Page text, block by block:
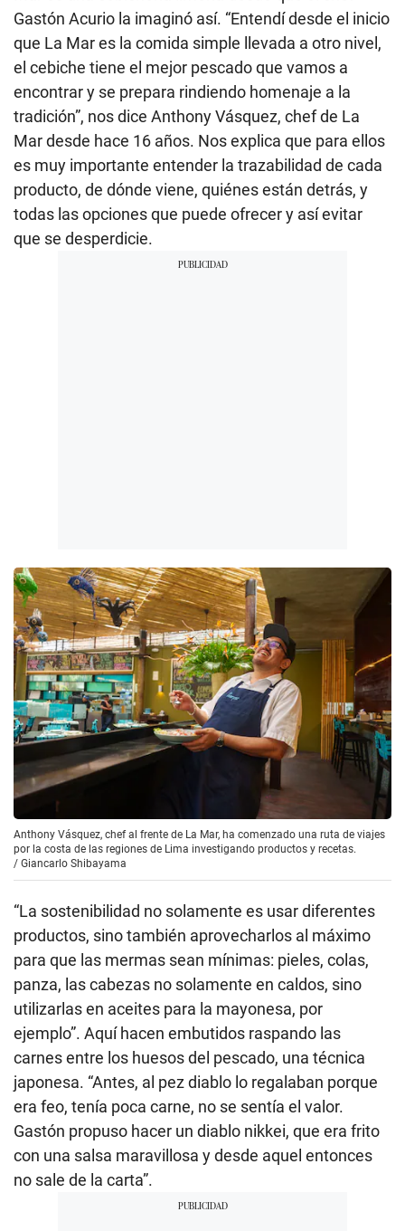
Gastón Acurio la imaginó así. “Entendí desde el inicio
que La Mar es la comida simple llevada a otro nivel,
el cebiche tiene el mejor pescado que vamos a
encontrar y se prepara rindiendo homenaje a la
tradición”, nos dice Anthony Vásquez, chef de La
Mar desde hace 16 años. Nos explica que para ellos
es muy importante entender la trazabilidad de cada
producto, de dónde viene, quiénes están detrás, y
todas las opciones que puede ofrecer y así evitar
que se desperdicie.
Anthony Vásquez, chef al frente de La Mar, ha comenzado una ruta de viajes
por la costa de las regiones de Lima investigando productos y recetas.
/ Giancarlo Shibayama
“La sostenibilidad no solamente es usar diferentes
productos, sino también aprovecharlos al máximo
para que las mermas sean mínimas: pieles, colas,
panza, las cabezas no solamente en caldos, sino
utilizarlas en aceites para la mayonesa, por
ejemplo”. Aquí hacen embutidos raspando las
carnes entre los huesos del pescado, una técnica
japonesa. “Antes, al pez diablo lo regalaban porque
era feo, tenía poca carne, no se sentía el valor.
Gastón propuso hacer un diablo nikkei, que era frito
con una salsa maravillosa y desde aquel entonces
no sale de la carta”.